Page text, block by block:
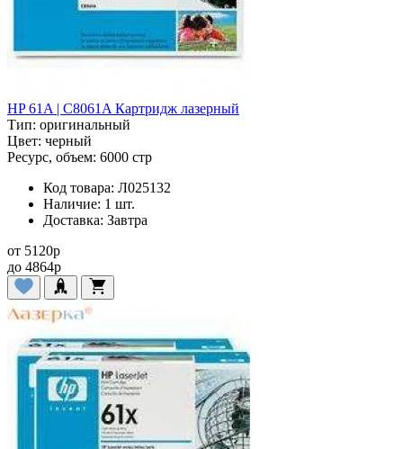
HP 61A | C8061A Картридж лазерный
Тип: оригинальный
Цвет: черный
Ресурс, объем: 6000 стр
Код товара: Л025132
Наличие: 1 шт.
Доставка: Завтра
от 5120p
до 4864p